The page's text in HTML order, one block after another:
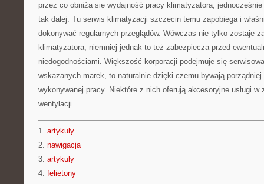
przez co obniża się wydajność pracy klimatyzatora,
tak dalej. Tu serwis klimatyzacji szczecin temu zapobiega i
dokonywać regularnych przeglądów. Wówczas nie tylko zostaje
klimatyzatora, niemniej jednak to też zabezpiecza przed
niedogodnościami. Większość korporacji podejmuje się
wskazanych marek, to naturalnie dzięki czemu bywają
wykonywanej pracy. Niektóre z nich oferują akcesoryjne usługi
wentylacji.
1. artykuly
2. nawigacja
3. artykuly
4. felietony